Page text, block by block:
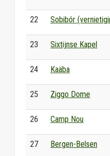
22 Sobibór
23 Sixtijnse Kapel
24 Kaäba
25 Ziggo Dome
26 Camp Nou
27 Bergen-Belsen